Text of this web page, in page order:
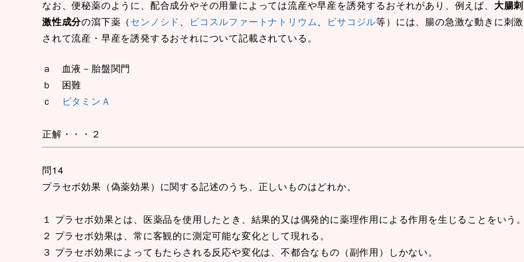
なお、便秘薬のように、配合成分やその用量によっては流産や早産を誘発するおそれがあり、例えば、 大腸刺
激性成分の瀉下薬（センノシド 、 ピコスルファートナトリウム、 ビサコジル等）には、腸の急激な動きに刺激
されて流産・早産を誘発するおそれについて記載されている。
ａ 血液－胎盤関門
ｂ 困難
ｃ
ビタミンＡ
正解・・・２
問14
プラセボ効果（偽薬効果）に関する記述のうち、正しいものはどれか。
１ プラセボ効果とは、医薬品を使用したとき、結果的又は偶発的に薬理作用による作用を生じることをいう
２ プラセボ効果は、常に客観的に測定可能な変化として現れる。
３ プラセボ効果によってもたらされる反応や変化は、不都合なもの（副作用）しかない。